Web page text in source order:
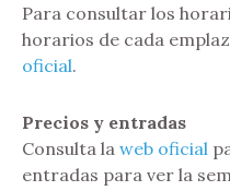
Para consultar los
horarios de cada
oficial.
Precios y entradas
Consulta la web oficial
entradas para ver la